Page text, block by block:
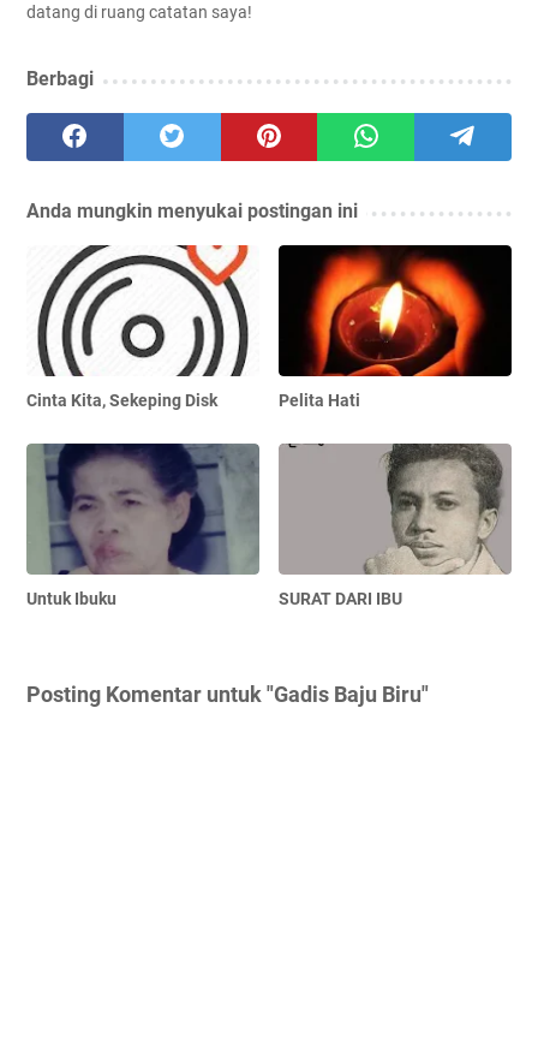
datang di ruang catatan saya!
Berbagi
Anda mungkin menyukai postingan ini
Cinta Kita, Sekeping Disk Pelita Hati
Untuk Ibuku SURAT DARI IBU
Posting Komentar untuk "Gadis Baju Biru"